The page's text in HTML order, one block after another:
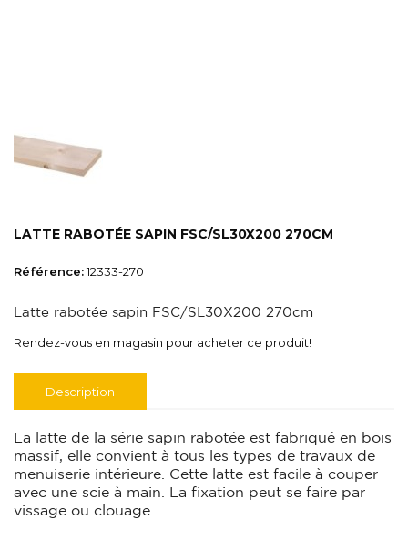
LATTE RABOTÉE SAPIN FSC/SL30X200 270CM
Référence:12333-270
Latte rabotée sapin FSC/SL30X200 270cm
Rendez-vous en magasin pour acheter ce produit!
Description
La latte de la série sapin rabotée est fabriqué en bois
massif, elle convient à tous les types de travaux de
menuiserie intérieure. Cette latte est facile à couper
avec une scie à main. La fixation peut se faire par
vissage ou clouage.